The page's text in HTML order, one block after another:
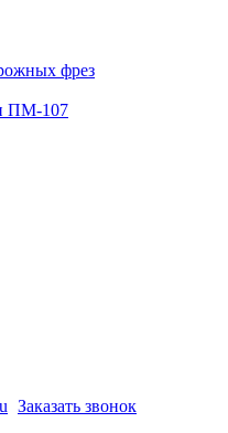
фрез
ПМ-107
Заказать звонок